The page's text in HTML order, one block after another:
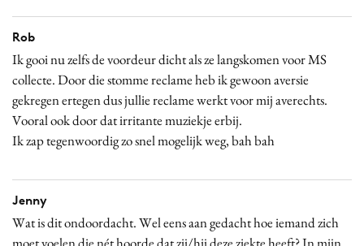
Rob
Ik gooi nu zelfs de voordeur dicht als ze langskomen voor MS
collecte. Door die stomme reclame heb ik gewoon aversie
gekregen ertegen dus jullie reclame werkt voor mij averechts.
Vooral ook door dat irritante muziekje erbij.
Ik zap tegenwoordig zo snel mogelijk weg, bah bah
Jenny
Wat is dit ondoordacht. Wel eens aan gedacht hoe iemand zich